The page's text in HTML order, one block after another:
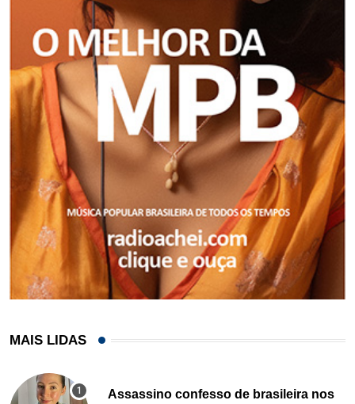
MAIS LIDAS
Assassino confesso de brasileira nos